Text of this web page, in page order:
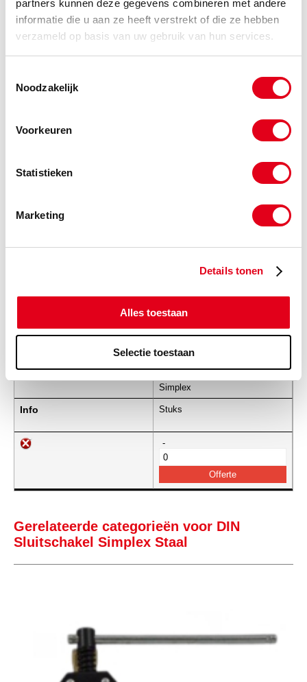
partners kunnen deze gegevens combineren met andere
informatie die u aan ze heeft verstrekt of die ze hebben
verzameld op basis van uw gebruik van hun services.
Noodzakelijk
Voorkeuren
Statistieken
Marketing
Details tonen
Alles toestaan
Selectie toestaan
vbs28B.1st
Staal 1-3/4" DIN sluitschakel
Simplex
Info Stuks
vbs32B.1st
Staal 2" DIN sluitschakel
-
Simplex
Info Stuks
-
Gerelateerde categorieën voor DIN
Sluitschakel Simplex Staal